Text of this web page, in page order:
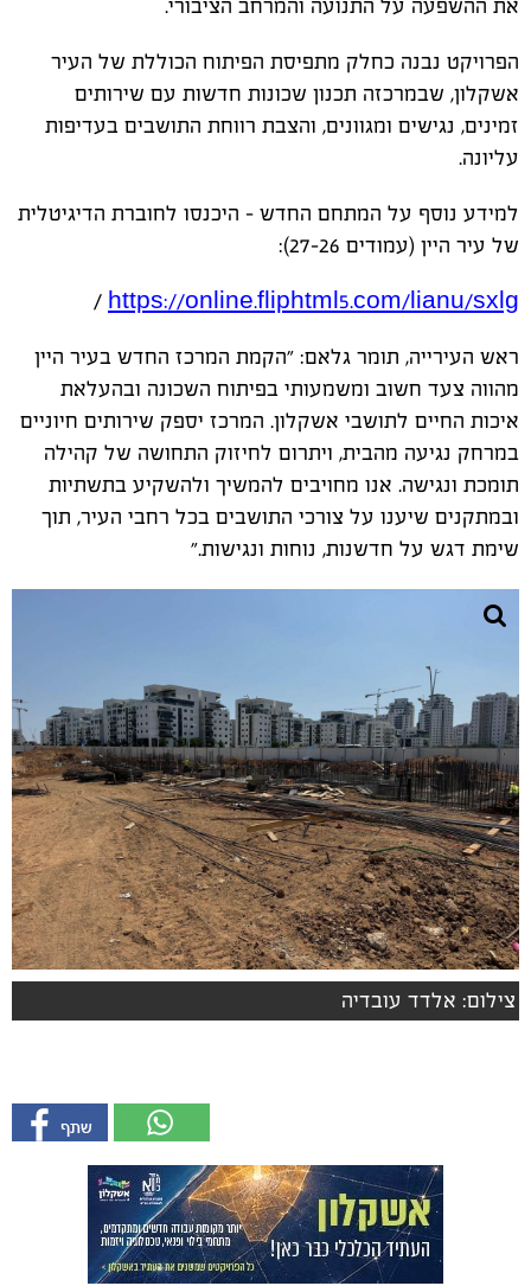
את ההשפעה על התנועה והמרחב הציבורי.
הפרויקט נבנה כחלק מתפיסת הפיתוח הכוללת של העיר
אשקלון, שבמרכזה תכנון שכונות חדשות עם שירותים
זמינים, נגישים ומגוונים, והצבת רווחת התושבים בעדיפות
עליונה.
למידע נוסף על המתחם החדש – היכנסו לחוברת הדיגיטלית
של עיר היין (עמודים 26–27):
https://online.fliphtml5.com/lianu/sxlg
/
ראש העירייה, תומר גלאם: ״הקמת המרכז החדש בעיר היין
מהווה צעד חשוב ומשמעותי בפיתוח השכונה ובהעלאת
איכות החיים לתושבי אשקלון. המרכז יספק שירותים חיוניים
במרחק נגיעה מהבית, ויתרום לחיזוק התחושה של קהילה
תומכת ונגישה. אנו מחויבים להמשיך ולהשקיע בתשתיות
ובמתקנים שיענו על צורכי התושבים בכל רחבי העיר, תוך
שימת דגש על חדשנות, נוחות ונגישות.״
צילום: אלדד עובדיה